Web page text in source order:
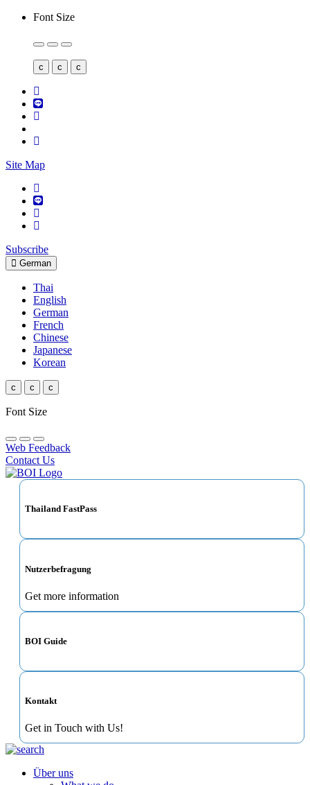
Font Size
c c c
Site Map
Subscribe
German
Thai
English
German
French
Chinese
Japanese
Korean
c c c
Font Size
Web Feedback
Contact Us
Thailand FastPass
Nutzerbefragung
Get more information
BOI Guide
Kontakt
Get in Touch with Us!
Über uns